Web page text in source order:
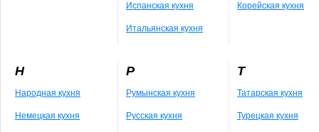
Испанская кухня
Итальянская кухня
Корейская кухня
Н
Народная кухня
Немецкая кухня
Р
Румынская кухня
Русская кухня
Т
Татарская кухня
Турецкая кухня